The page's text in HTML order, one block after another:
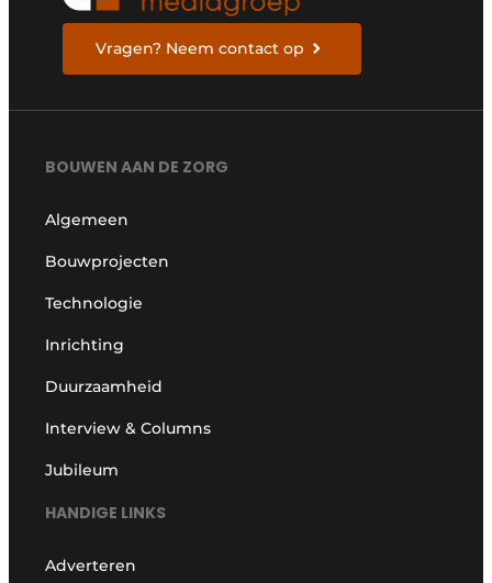
Vragen? Neem contact op
BOUWEN AAN DE ZORG
Algemeen
Bouwprojecten
Technologie
Inrichting
Duurzaamheid
Interview & Columns
Jubileum
HANDIGE LINKS
Adverteren